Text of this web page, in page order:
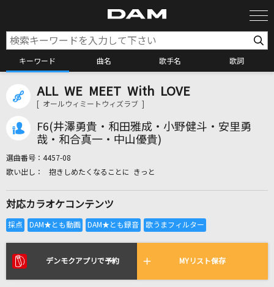
キーワード 曲名 歌手名 歌詞
カラオケ検索
カラオケ店舗検索
カラオケリクエスト
全国りれき
God knows...
ALL WE MEET With LOVE
[ オールウィミートウィズラブ ]
F6(井澤勇貴・和田雅成・小野健斗・安里勇
哉・和合真一・中山優貴)
選曲番号： 4457-08
抱きしめたくなることに きっと
対応カラオケコンテンツ
デンモクアプリで予約 MYリスト保存